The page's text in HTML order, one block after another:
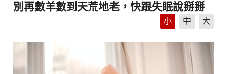
別再數羊數到天荒地老，快跟失眠說掰掰
小 中 大